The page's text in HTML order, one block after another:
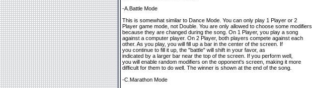
-A.Battle Mode
This is somewhat similar to Dance Mode. You can only play 1 Player or 2
Player game mode, not Double. You are only allowed to choose some modifiers,
because they are changed during the song. On 1 Player, you play a song
against a computer player. On 2 Player, both players compete against each
other. As you play, you will fill up a bar in the center of the screen. If
you continue to fill it up, the "battle" will shift in your favor, as
indicated by a larger bar near the top of the screen. If you perform well,
you will enable random modifiers on the opponent's screen, making it more
difficult for them to do well. The winner is shown at the end of the song.
-C.Marathon Mode